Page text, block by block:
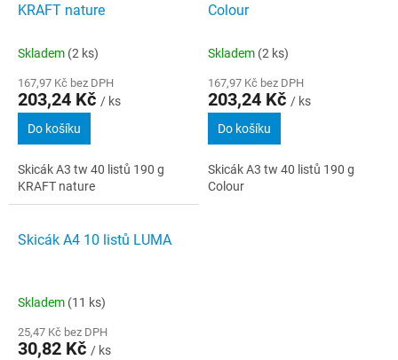
KRAFT nature
Skladem (2 ks)
167,97 Kč bez DPH
203,24 Kč / ks
Do košíku
Skicák A3 tw 40 listů 190 g
KRAFT nature
Colour
Skladem (2 ks)
167,97 Kč bez DPH
203,24 Kč / ks
Do košíku
Skicák A3 tw 40 listů 190 g
Colour
Skicák A4 10 listů LUMA
Skladem (11 ks)
25,47 Kč bez DPH
30,82 Kč / ks